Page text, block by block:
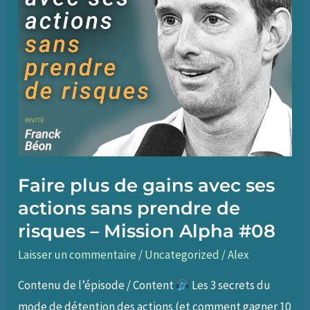
Faire plus de gains avec ses
actions sans prendre de
risques – Mission Alpha #08
Laisser un commentaire /Uncategorized /Alex
Contenu de l’épisode / Content
Les 3 secrets du
mode de détention des actions (et comment gagner 10